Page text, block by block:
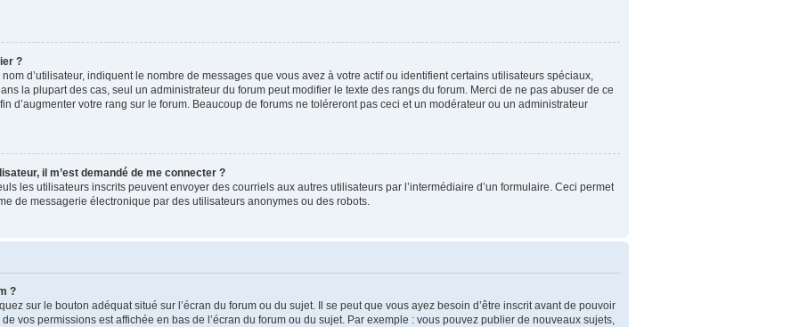
?
d’utilisateur, indiquent le nombre de messages que vous avez à votre actif ou identifient certains utilisateurs spéciaux,
la plupart des cas, seul un administrateur du forum peut modifier le texte des rangs du forum. Merci de ne pas abuser de ce
d’augmenter votre rang sur le forum. Beaucoup de forums ne toléreront pas ceci et un modérateur ou un administrateur
il m’est demandé de me connecter ?
les utilisateurs inscrits peuvent envoyer des courriels aux autres utilisateurs par l’intermédiaire d’un formulaire. Ceci permet
de messagerie électronique par des utilisateurs anonymes ou des robots.
?
sur le bouton adéquat situé sur l’écran du forum ou du sujet. Il se peut que vous ayez besoin d’être inscrit avant de pouvoir
vos permissions est affichée en bas de l’écran du forum ou du sujet. Par exemple : vous pouvez publier de nouveaux sujets,